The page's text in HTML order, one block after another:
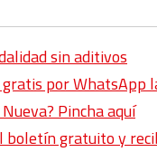
sin aditivos
por WhatsApp
Pincha aquí
boletín gratuito y